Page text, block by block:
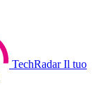
TechRadar Il tuo